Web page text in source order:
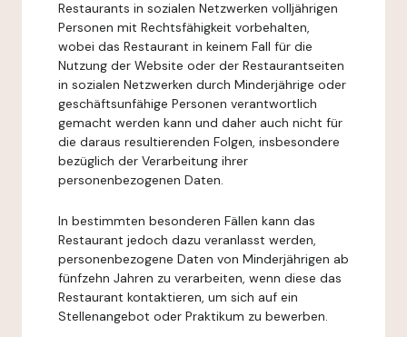
Restaurants in sozialen Netzwerken volljährigen
Personen mit Rechtsfähigkeit vorbehalten,
wobei das Restaurant in keinem Fall für die
Nutzung der Website oder der Restaurantseiten
in sozialen Netzwerken durch Minderjährige oder
geschäftsunfähige Personen verantwortlich
gemacht werden kann und daher auch nicht für
die daraus resultierenden Folgen, insbesondere
bezüglich der Verarbeitung ihrer
personenbezogenen Daten.
In bestimmten besonderen Fällen kann das
Restaurant jedoch dazu veranlasst werden,
personenbezogene Daten von Minderjährigen ab
fünfzehn Jahren zu verarbeiten, wenn diese das
Restaurant kontaktieren, um sich auf ein
Stellenangebot oder Praktikum zu bewerben.